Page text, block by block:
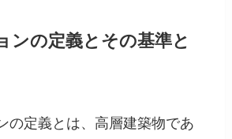
ンの定義とその基準と
の定義とは、高層建築物であ